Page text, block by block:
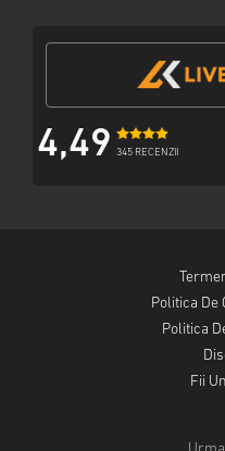
4,49 345 RECENZII
Politica De
Politica
Fii